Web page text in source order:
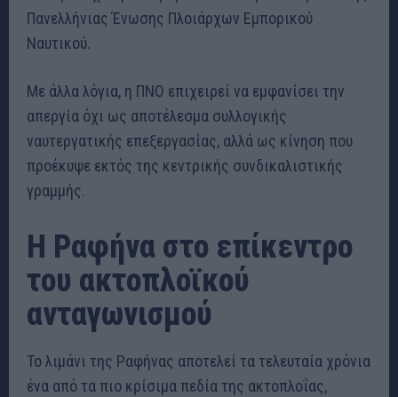
Πανελλήνιας Ένωσης Πλοιάρχων Εμπορικού
Ναυτικού.
Με άλλα λόγια, η ΠΝΟ επιχειρεί να εμφανίσει την
απεργία όχι ως αποτέλεσμα συλλογικής
ναυτεργατικής επεξεργασίας, αλλά ως κίνηση που
προέκυψε εκτός της κεντρικής συνδικαλιστικής
γραμμής.
Η Ραφήνα στο επίκεντρο
του ακτοπλοϊκού
ανταγωνισμού
Το λιμάνι της Ραφήνας αποτελεί τα τελευταία χρόνια
ένα από τα πιο κρίσιμα πεδία της ακτοπλοΐας,